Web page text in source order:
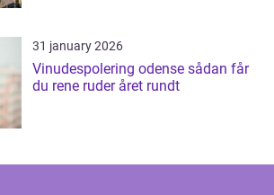
31 january 2026
Vinudespolering odense sådan får
du rene ruder året rundt